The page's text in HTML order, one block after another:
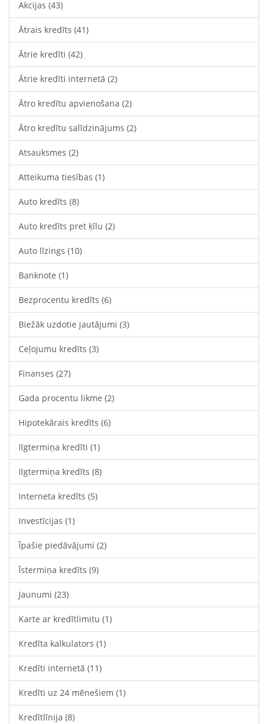
Akcijas (43)
Ātrais kredīts (41)
Ātrie kredīti (42)
Ātrie kredīti internetā (2)
Ātro kredītu apvienošana (2)
Ātro kredītu salīdzinājums (2)
Atsauksmes (2)
Atteikuma tiesības (1)
Auto kredīts (8)
Auto kredīts pret ķīlu (2)
Auto līzings (10)
Banknote (1)
Bezprocentu kredīts (6)
Biežāk uzdotie jautājumi (3)
Ceļojumu kredīts (3)
Finanses (27)
Gada procentu likme (2)
Hipotekārais kredīts (6)
Ilgtermiņa kredīti (1)
Ilgtermiņa kredīts (8)
Interneta kredīts (5)
Investīcijas (1)
Īpašie piedāvājumi (2)
Īstermiņa kredīts (9)
Jaunumi (23)
Karte ar kredītlimitu (1)
Kredīta kalkulators (1)
Kredīti internetā (11)
Kredīti uz 24 mēnešiem (1)
Kredītlīnija (8)